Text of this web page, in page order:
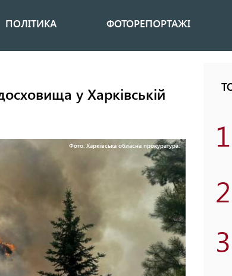
ПОЛІТИКА ФОТОРЕПОРТАЖІ
у Харківській
Фото: Харківська обласна прокуратура. 1
2
3